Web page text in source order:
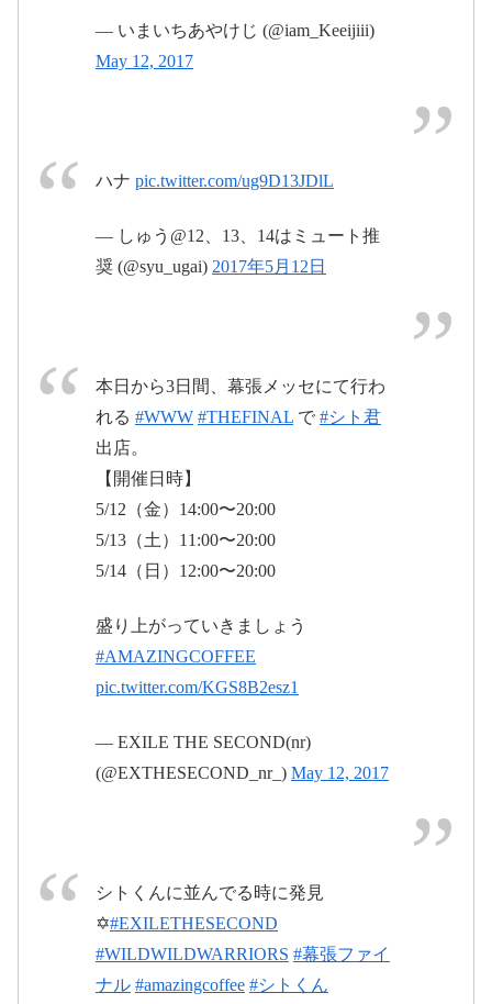
2017年5月11日
#WILDWILDWARRIORS
AGE pic.twitter.com/Xyz2LIxvGQ
2017年5月11日
VIEWING JAPAN
くのファンに迫力のライブ体験をお届けします！
@exnews24
【5/12(金)、5/13(土)FINAL公演にて開催!】
約ご購入者様対象スクラッチカード抽選会!
EXILE THE SECOND LIVE TOUR 2016-2017 WILD
m.tribe-m.jp
2017年5月12日
#WWW0512幕張
— いまいちあやけじ (@iam_Keeijiii)
May 12, 2017
ハナ pic.twitter.com/ug9D13JDlL
— しゅう@12、13、14はミュート推
奨 (@syu_ugai) 2017年5月12日
本日から3日間、幕張メッセにて行わ
れる #WWW #THEFINAL で #シト君
出店。
【開催日時】
5/12（金）14:00〜20:00
5/13（土）11:00〜20:00
5/14（日）12:00〜20:00
盛り上がっていきましょう
#AMAZINGCOFFEE
pic.twitter.com/KGS8B2esz1
— EXILE THE SECOND(nr)
(@EXTHESECOND_nr_) May 12, 2017
シトくんに並んでる時に発見
✡️#EXILETHESECOND
#WILDWILDWARRIORS #幕張ファイ
ナル #amazingcoffee #シトくん